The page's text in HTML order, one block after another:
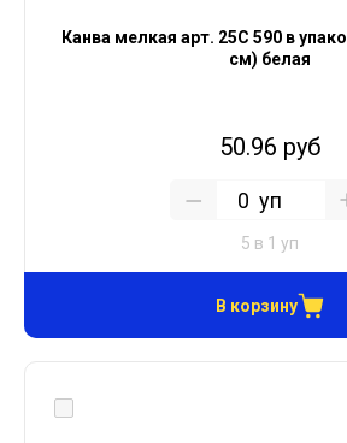
Канва мелкая арт. 25С 590 в
см) белая
50.96 руб
уп
5 в 1 уп
В корзину